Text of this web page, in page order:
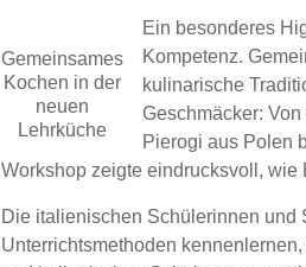
Gemeinsames
Kochen in der
neuen
Lehrküche
Ein besonderes
Kompetenz.
kulinarische
Geschmäcker:
Pierogi aus Polen
Workshop zeigte eindrucksvoll,
Die italienischen Schülerinnen und
Unterrichtsmethoden